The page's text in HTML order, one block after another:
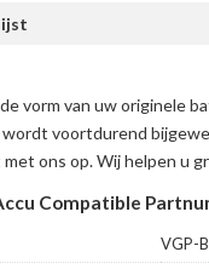
vorm van uw originele
voortdurend
ons op. Wij helpen u
Compatible
VGP-